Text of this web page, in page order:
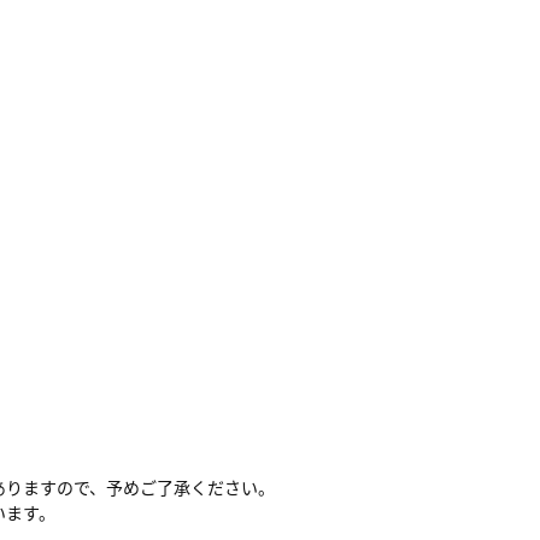
ますので、予めご了承ください。
す。